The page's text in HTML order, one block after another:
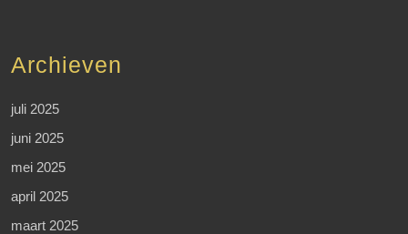
Archieven
juli 2025
juni 2025
mei 2025
april 2025
maart 2025